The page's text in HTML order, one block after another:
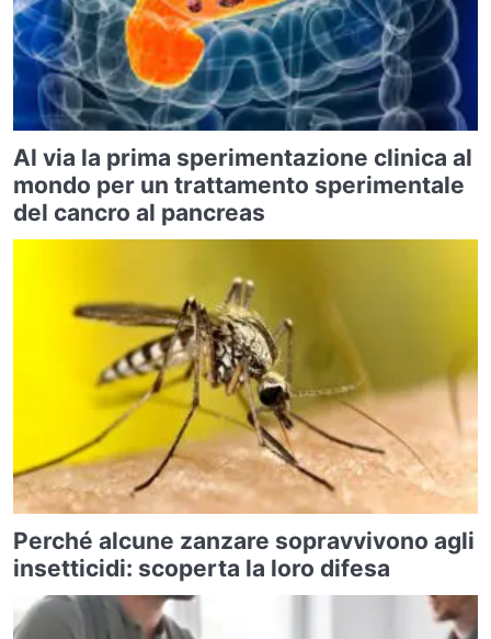
Al via la prima sperimentazione clinica al
mondo per un trattamento sperimentale
del cancro al pancreas
Perché alcune zanzare sopravvivono agli
insetticidi: scoperta la loro difesa